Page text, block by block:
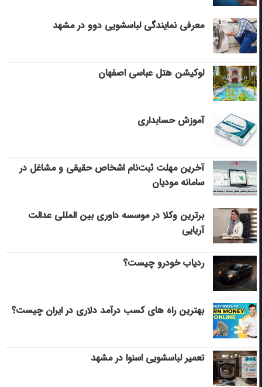
معرفی نمایندگی لباسشویی دوو در مشهد
لوکیشن هتل عباسی اصفهان
آموزش حسابداری
آخرین مهلت ثبت‌نام اشخاص حقیقی و مشاغل در
سامانه مودیان
برترین وکلا در موسسه داوری بین المللی عدالت
آریایی
ردیاب خودرو چیست؟
بهترین راه های کسب درآمد دلاری در ایران چیست؟
تعمیر لباسشویی اسنوا در مشهد